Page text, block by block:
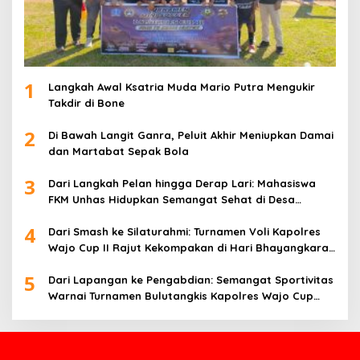
1
Langkah Awal Ksatria Muda Mario Putra Mengukir
Takdir di Bone
2
Di Bawah Langit Ganra, Peluit Akhir Meniupkan Damai
dan Martabat Sepak Bola
3
Dari Langkah Pelan hingga Derap Lari: Mahasiswa
FKM Unhas Hidupkan Semangat Sehat di Desa
4
Dari Smash ke Silaturahmi: Turnamen Voli Kapolres
Wajo Cup II Rajut Kekompakan di Hari Bhayangkara
5
Dari Lapangan ke Pengabdian: Semangat Sportivitas
Warnai Turnamen Bulutangkis Kapolres Wajo Cup